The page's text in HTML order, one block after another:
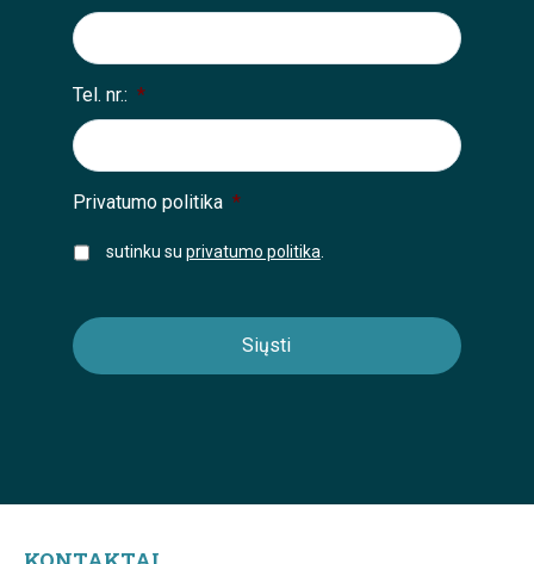
Tel. nr.: *
Privatumo politika *
sutinku su privatumo politika